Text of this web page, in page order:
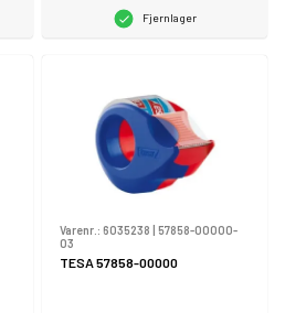
Fjernlager
Varenr.: 6035238
57858-00000-
03
TESA 57858-00000